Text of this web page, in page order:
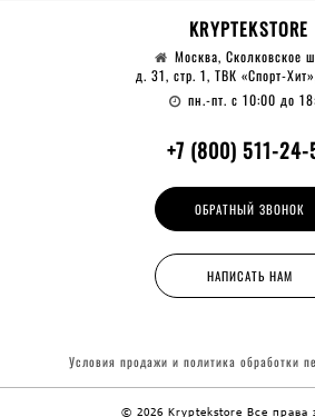
KRYPTEKSTORE
Москва, Сколковское
д. 31, стр. 1, ТВК «Спорт-
пн.-пт. с 10:00 до
+7 (800) 511-24-
ОБРАТНЫЙ ЗВОНОК
НАПИСАТЬ НАМ
Условия продажи и политика обработки
© 2026 Kryptekstore Все права